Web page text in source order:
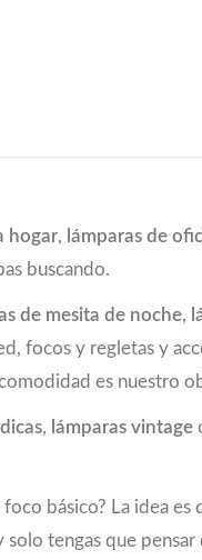
hogar, lámparas de
buscando.
de mesita de noche,
focos y regletas y
es nuestro
, lámparas vintage
básico? La idea es
tengas que